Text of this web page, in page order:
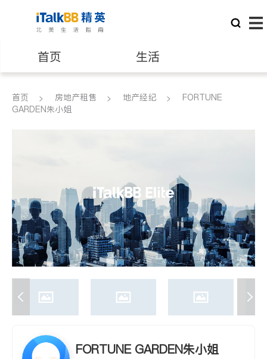
首页 生活
医生 律师
养老 非盈利组织
首页 房地产租售 地产经纪
FORTUNE
GARDEN朱小姐
FORTUNE GARDEN朱小姐